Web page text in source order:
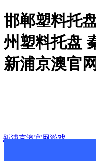
邯郸塑料托
州塑料托盘
新浦京澳官
新浦京澳官网游戏